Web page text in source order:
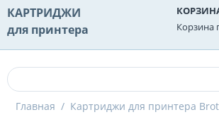
КАРТРИДЖИ
для принтера
Корзина
Главная / Картриджи для принтера